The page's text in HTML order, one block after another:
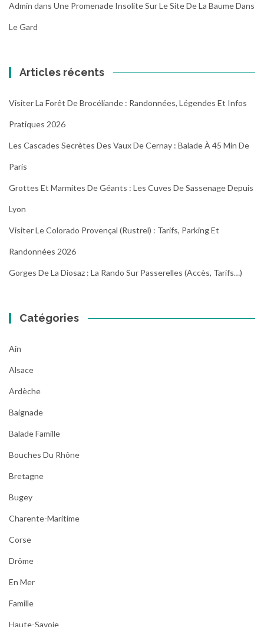
Admin dans Une Promenade Insolite Sur Le Site De La Baume Dans
Le Gard
Articles récents
Visiter La Forêt De Brocéliande : Randonnées, Légendes Et Infos
Pratiques 2026
Les Cascades Secrètes Des Vaux De Cernay : Balade À 45 Min De
Paris
Grottes Et Marmites De Géants : Les Cuves De Sassenage Depuis
Lyon
Visiter Le Colorado Provençal (Rustrel) : Tarifs, Parking Et
Randonnées 2026
Gorges De La Diosaz : La Rando Sur Passerelles (Accès, Tarifs…)
Catégories
Ain
Alsace
Ardèche
Baignade
Balade Famille
Bouches Du Rhône
Bretagne
Bugey
Charente-Maritime
Corse
Drôme
En Mer
Famille
Haute-Savoie